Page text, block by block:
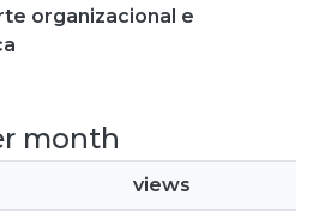
organizacional e
month
views